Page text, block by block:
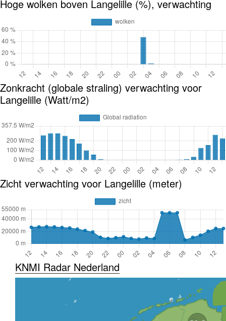
Hoge wolken boven Langelille (%), verwachting
Zonkracht (globale straling) verwachting voor
Langelille (Watt/m2)
Zicht verwachting voor Langelille (meter)
KNMI Radar Nederland